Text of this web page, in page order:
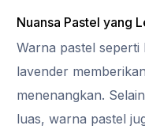
Nuansa Pastel yang
Warna pastel
lavender
menenangkan.
luas, warna pastel